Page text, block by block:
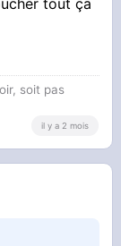
plus rien
qui lui
tout ça
soit pas
il y a 2 mois